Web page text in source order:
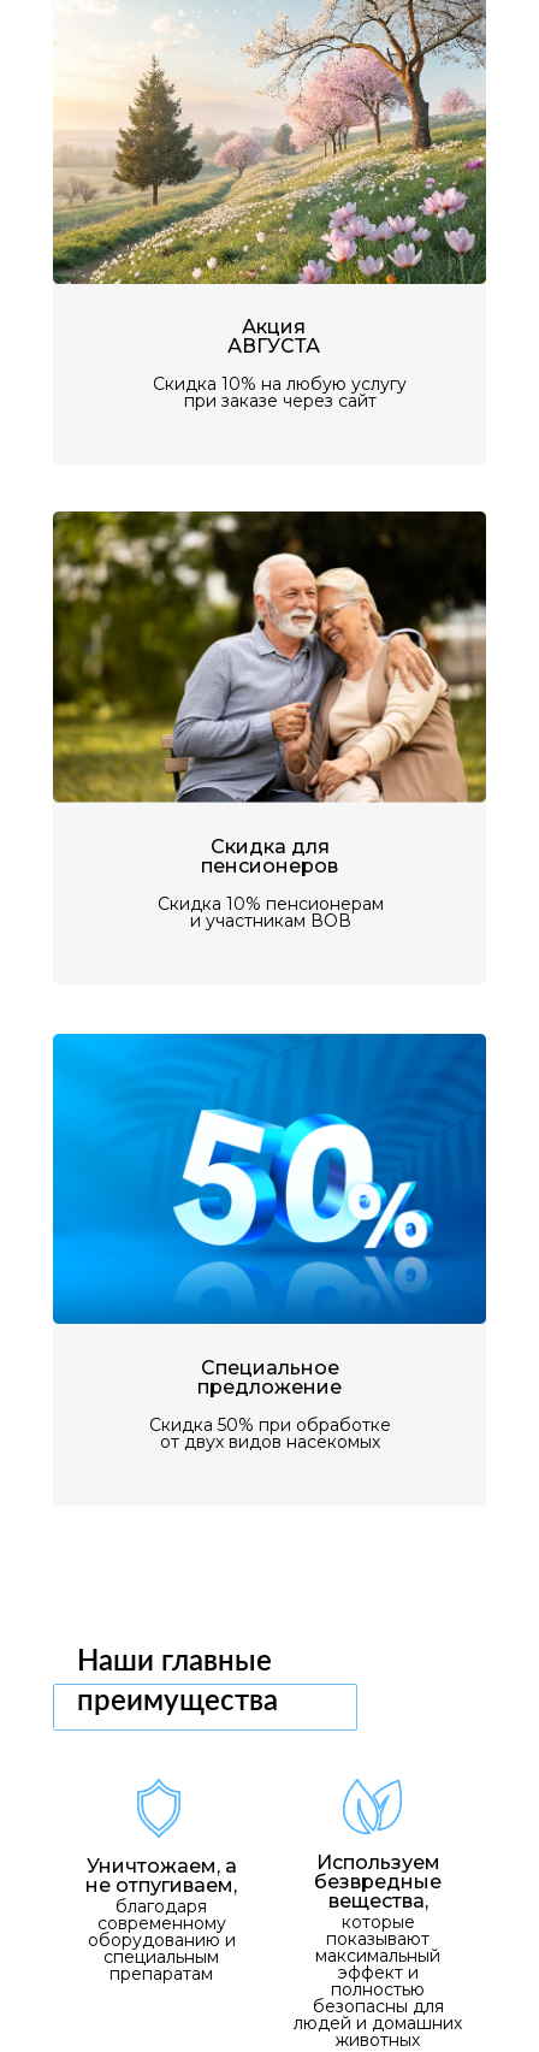
Скидка для
пенсионеров
Специальное
предложение
Скидка 10% пенсионерам
и участникам ВОВ
Скидка 50% при обработке
от двух видов насекомых
Скидка 10% на любую услугу
при заказе через сайт
Акция
АВГУСТА
Наши главные
преимущества
Уничтожаем, а
не отпугиваем,
Используем
безвредные
вещества,
благодаря
современному
оборудованию и
специальным
препаратам
которые
показывают
максимальный
эффект и
полностью
безопасны для
людей и домашних
животных